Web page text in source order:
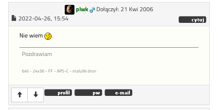
plwk
Dołączył: 21 Kwi 2006
2022-04-26, 15:54
Nie wiem
Pozdrawiam
6x6 - 24x36 - FF - APS-C - malutki dron